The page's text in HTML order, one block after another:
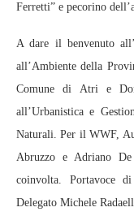
Ferretti” e pecorino
A dare il benvenuto
all’Ambiente della
Comune di Atri e
all’Urbanistica e
Naturali. Per il WWF,
Abruzzo e Adriano
coinvolta. Portavoce
Delegato Michele